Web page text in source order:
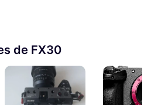
de FX30